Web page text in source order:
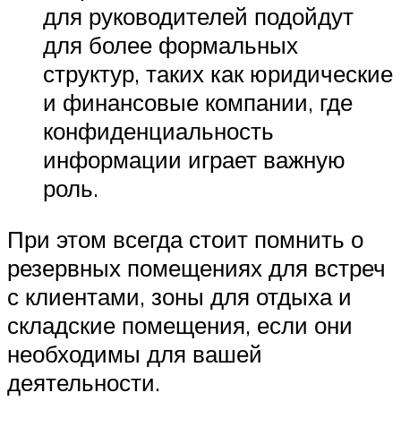
для руководителей подойдут
для более формальных
структур, таких как юридические
и финансовые компании, где
конфиденциальность
информации играет важную
роль.
При этом всегда стоит помнить о
резервных помещениях для встреч
с клиентами, зоны для отдыха и
складские помещения, если они
необходимы для вашей
деятельности.